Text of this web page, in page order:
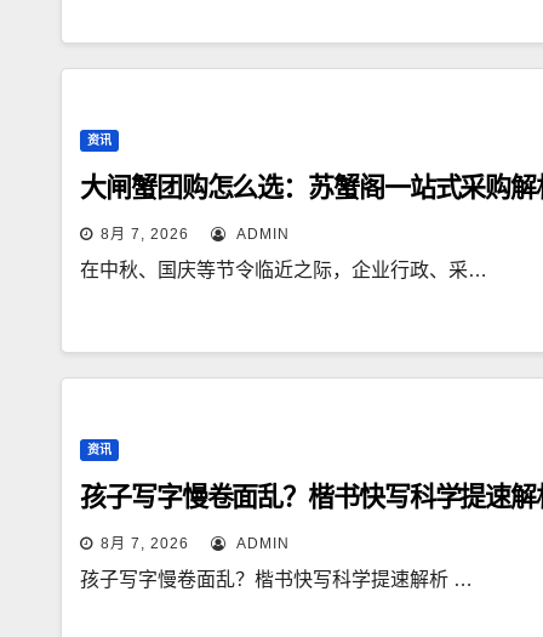
资讯
大闸蟹团购怎么选：苏蟹阁一站式采购解
8月 7, 2026 ADMIN
在中秋、国庆等节令临近之际，企业行政、采…
资讯
孩子写字慢卷面乱？楷书快写科学提速解
8月 7, 2026 ADMIN
孩子写字慢卷面乱？楷书快写科学提速解析 …